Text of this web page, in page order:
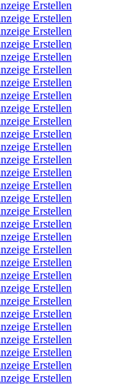
Erstellen
Erstellen
Erstellen
Erstellen
Erstellen
Erstellen
Erstellen
Erstellen
Erstellen
Erstellen
Erstellen
Erstellen
Erstellen
Erstellen
Erstellen
Erstellen
Erstellen
Erstellen
Erstellen
Erstellen
Erstellen
Erstellen
Erstellen
Erstellen
Erstellen
Erstellen
Erstellen
Erstellen
Erstellen
Erstellen